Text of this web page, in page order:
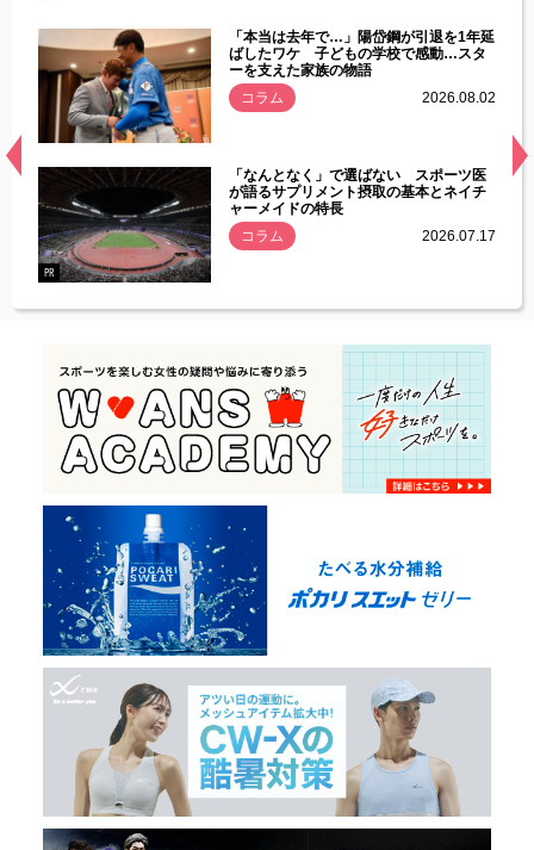
常
「本当は去年で…」陽岱鋼が引退を1年延
ばしたワケ 子どもの学校で感動…スタ
ーを支えた家族の物語
コラム
2026.08.02
PR
「なんとなく」で選ばない スポーツ医
が語るサプリメント摂取の基本とネイチ
ャーメイドの特長
コラム
2026.07.17